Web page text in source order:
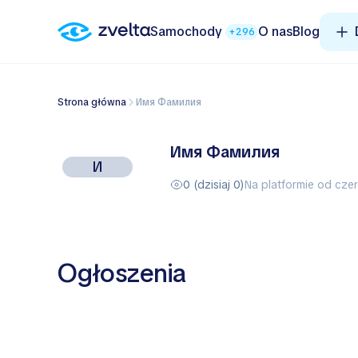
Samochody +296 O nasBlog
Strona główna Имя Фамилия
И
Имя Фамилия
0 (dzisiaj 0)Na platformie od
Ogłoszenia